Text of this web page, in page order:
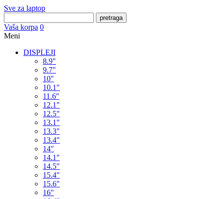
Sve za laptop
pretraga
Vaša korpa 0
Meni
DISPLEJI
8.9"
9.7"
10"
10.1"
11.6"
12.1"
12.5"
13.1"
13.3"
13.4"
14"
14.1"
14.5"
15.4"
15.6"
16"